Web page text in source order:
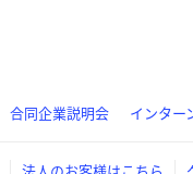
合同企業説明会 インター